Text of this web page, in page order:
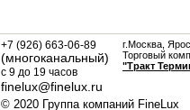
+7 (926) 663-06-89
(многоканальный)
с 9 до 19 часов
finelux@finelux.ru
г.Москва,
Торговый
"Тракт
© 2020 Группа компаний FineLux